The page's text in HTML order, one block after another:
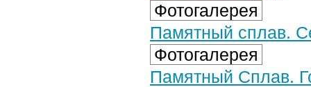
Фотогалерея
Памятный сплав.
Фотогалерея
Памятный Сплав.